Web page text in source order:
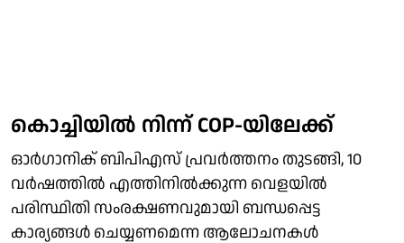
കൊച്ചിയില്‍ നിന്ന് COP-യിലേക്ക്
ഓര്‍ഗാനിക് ബിപിഎസ് പ്രവര്‍ത്തനം തുടങ്ങി, 10
വര്‍ഷത്തില്‍ എത്തിനില്‍ക്കുന്ന വെളയില്‍
പരിസ്ഥിതി സംരക്ഷണവുമായി ബന്ധപ്പെട്ട
കാര്യങ്ങള്‍ ചെയ്യണമെന്ന ആലോചനകള്‍